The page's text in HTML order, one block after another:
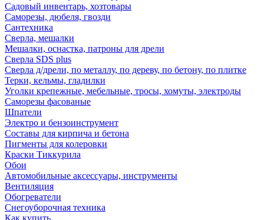
Садовый инвентарь, хозтовары
Саморезы, дюбеля, гвозди
Сантехника
Сверла, мешалки
Мешалки, оснастка, патроны для дрели
Сверла SDS plus
Сверла д/дрели, по металлу, по дереву, по бетону, по плитке
Терки, кельмы, гладилки
Уголки крепежные, мебельные, тросы, хомуты, электроды
Саморезы фасованые
Шпатели
Электро и бензоинструмент
Составы для кирпича и бетона
Пигменты для колеровки
Краски Тиккурила
Обои
Автомобильные аксессуары, инструменты
Вентиляция
Обогреватели
Снегоуборочная техника
Как купить